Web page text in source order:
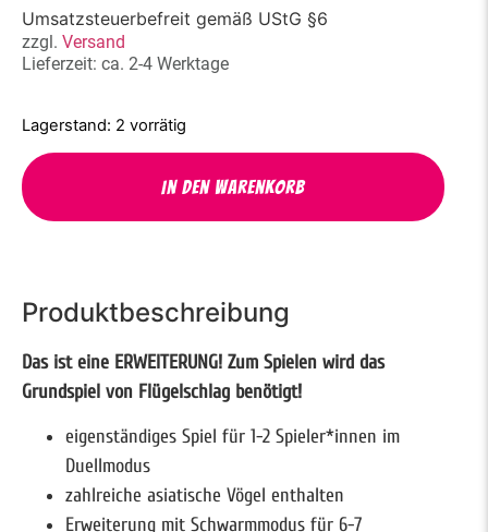
Umsatzsteuerbefreit gemäß UStG §6
zzgl. Versand
Lieferzeit: ca. 2-4 Werktage
2 vorrätig
In den Warenkorb
Produktbeschreibung
Das ist eine ERWEITERUNG! Zum Spielen wird das
Grundspiel von Flügelschlag benötigt!
eigenständiges Spiel für 1-2 Spieler*innen im
Duellmodus
zahlreiche asiatische Vögel enthalten
Erweiterung mit Schwarmmodus für 6-7